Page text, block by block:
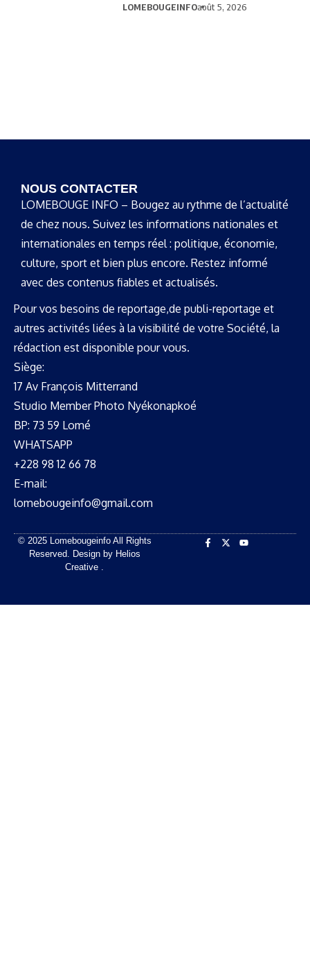
LOMEBOUGEINFOaoût 5, 2026
NOUS CONTACTER
LOMEBOUGE INFO – Bougez au rythme de l’actualité
de chez nous. Suivez les informations nationales et
internationales en temps réel : politique, économie,
culture, sport et bien plus encore. Restez informé
avec des contenus fiables et actualisés.
Pour vos besoins de reportage,de publi-reportage et
autres activités liées à la visibilité de votre Société, la
rédaction est disponible pour vous.
Siège:
17 Av François Mitterrand
Studio Member Photo Nyékonapkoé
BP: 73 59 Lomé
WHATSAPP ‪
+228 98 12 66 78
E-mail:
lomebougeinfo@gmail.com
© 2025 Lomebougeinfo All Rights
Reserved. Design by Helios
Creative .